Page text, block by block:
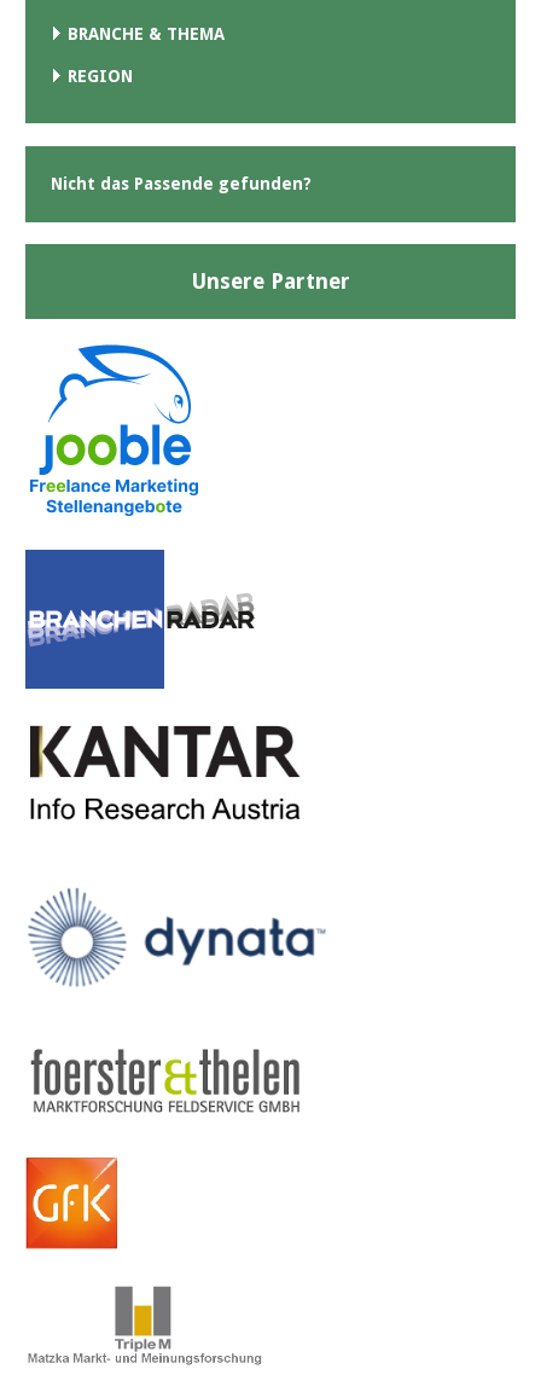
BRANCHE & THEMA
REGION
Nicht das Passende gefunden?
Unsere Partner